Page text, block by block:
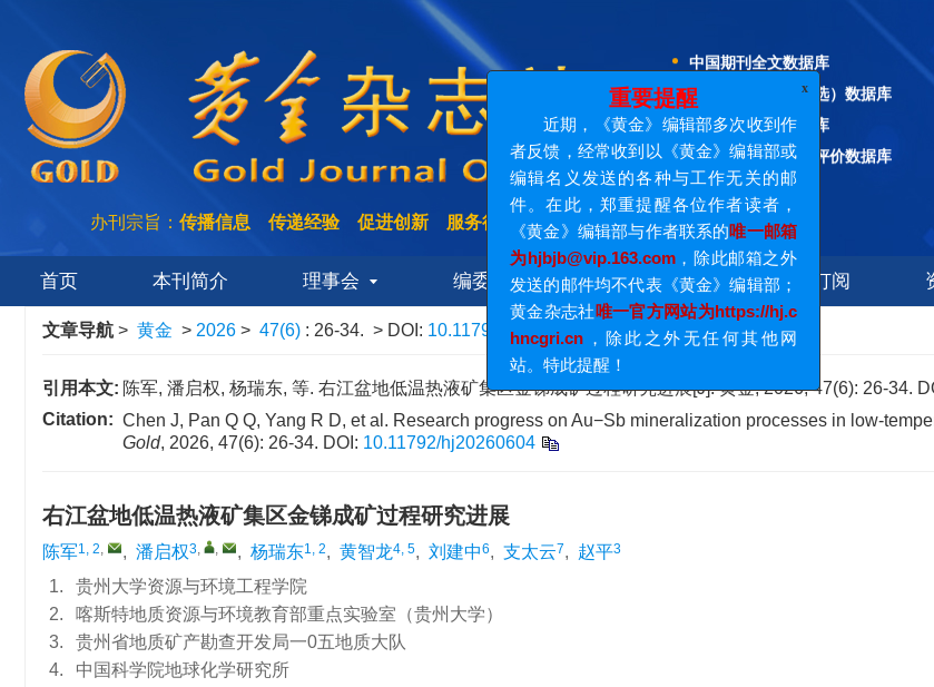
办刊宗旨： 传播信息 传递经验 促进创新 服务行业
WJCI科技期刊世界影响力指数报告
中国核心期刊（遴选）数据库
中文科技期刊数据库
中国学术期刊综合评价数据库
中国科技核心期刊
美国化学文摘社（CAS）数据库
美国EBSCO学术数据库
日本科学技术振兴机构数据库（JST
WJCI科技期刊世界影响力指数报告
中国期刊全文数据库
中文科技期刊数据库
中国学术期刊综合评价数据库
首页 本刊简介 理事会 编委会 期刊导读 期刊订阅
文章导航 > 黄金 > 2026 > 47(6) : 26-34. > DOI: 10.11792/hj20260604
引用本文: 陈军, 潘启权, 杨瑞东, 等. 右江盆地低温热液矿集区金锑成矿过程研究进展[J]. 黄金, 2026, 47(6): 26-34.
Citation: Chen J, Pan Q Q, Yang R D, et al. Research progress on Au−Sb mineralization processes in low-
Gold, 2026, 47(6): 26-34. DOI: 10.11792/hj20260604
右江盆地低温热液矿集区金锑成矿过程研究进展
陈军1, 2, , 潘启权3, , , 杨瑞东1, 2, 黄智龙4, 5, 刘建中6, 支太云7, 赵平3
1.
贵州大学资源与环境工程学院
2.
喀斯特地质资源与环境教育部重点实验室（贵州大学）
3.
贵州省地质矿产勘查开发局一0五地质大队
4.
中国科学院地球化学研究所
x
重要提醒
近期，《黄金》编辑部多次收到作
者反馈，经常收到以《黄金》编辑部或
编辑名义发送的各种与工作无关的邮
件。在此，郑重提醒各位作者读者，
《黄金》编辑部与作者联系的唯一邮箱
为hjbjb@vip.163.com，除此邮箱之外
发送的邮件均不代表《黄金》编辑部；
黄金杂志社唯一官方网站为https://hj.c
hncgri.cn
，除此之外无任何其他网
站。特此提醒！